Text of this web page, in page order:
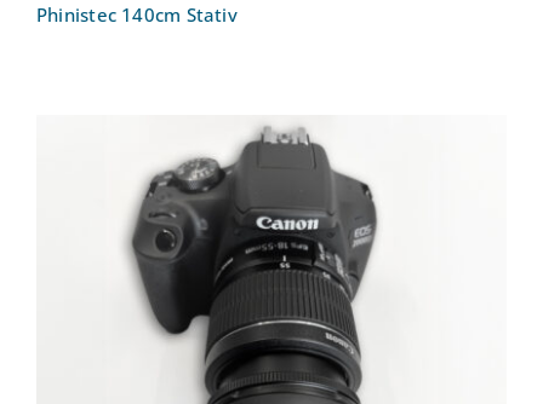
Phinistec 140cm Stativ
Spiegelreflexkamera Canon EOS
2000D+EF-S 18-55 mm F3,5-5,6 IS II Kit